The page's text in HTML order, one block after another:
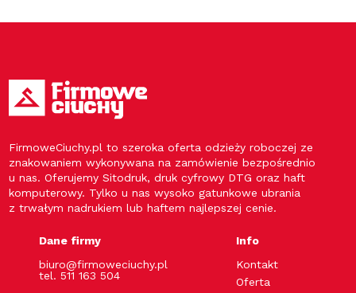
FirmoweCiuchy.pl to szeroka oferta odzieży roboczej ze
znakowaniem wykonywana na zamówienie bezpośrednio
u nas. Oferujemy Sitodruk, druk cyfrowy DTG oraz haft
komputerowy. Tylko u nas wysoko gatunkowe ubrania
z trwałym nadrukiem lub haftem najlepszej cenie.
Dane firmy
biuro@firmoweciuchy.pl
tel. 511 163 504
Info
Kontakt
Oferta